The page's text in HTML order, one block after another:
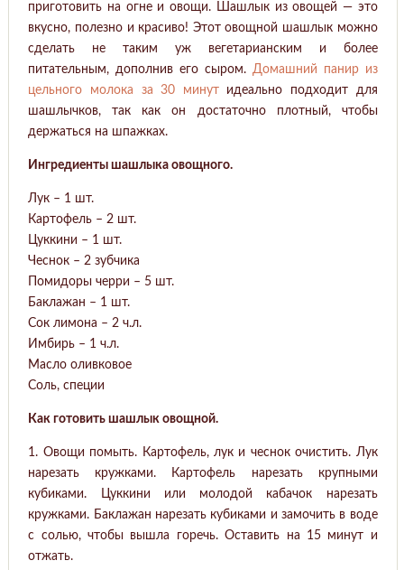
приготовить на огне и овощи. Шашлык из овощей — это
вкусно, полезно и красиво! Этот овощной шашлык можно
сделать не таким уж вегетарианским и более
питательным, дополнив его сыром. Домашний панир из
цельного молока за 30 минутидеально подходит для
шашлычков, так как он достаточно плотный, чтобы
держаться на шпажках.
Ингредиенты шашлыка овощного.
Лук – 1 шт.
Картофель – 2 шт.
Цуккини – 1 шт.
Чеснок – 2 зубчика
Помидоры черри – 5 шт.
Баклажан – 1 шт.
Сок лимона – 2 ч.л.
Имбирь – 1 ч.л.
Масло оливковое
Соль, специи
Как готовить шашлык овощной.
1. Овощи помыть. Картофель, лук и чеснок очистить. Лук
нарезать кружками. Картофель нарезать крупными
кубиками. Цуккини или молодой кабачок нарезать
кружками. Баклажан нарезать кубиками и замочить в воде
с солью, чтобы вышла горечь. Оставить на 15 минут и
отжать.